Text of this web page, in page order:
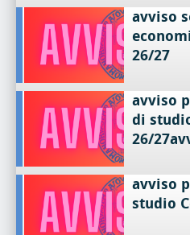
avviso
26/27
avviso
di
26/
avviso
studio